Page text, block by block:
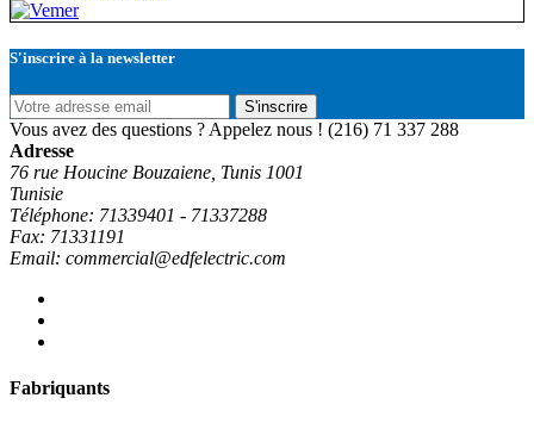
S'inscrire à la newsletter
S'inscrire
Vous avez des questions ? Appelez nous ! (216) 71 337 288
Adresse
76 rue Houcine Bouzaiene, Tunis 1001
Tunisie
Téléphone: 71339401 - 71337288
Fax: 71331191
Email: commercial@edfelectric.com
Fabriquants